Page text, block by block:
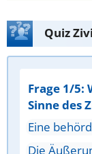
Quiz
Frage 1/5:
Sinne des
Eine
Die